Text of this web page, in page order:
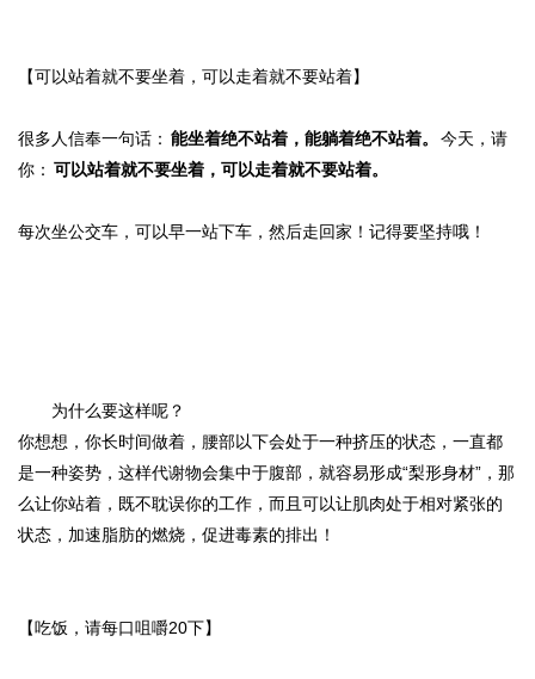
【可以站着就不要坐着，可以走着就不要站着】
很多人信奉一句话： 能坐着绝不站着，能躺着绝不站着。
今天，请
你： 可以站着就不要坐着，可以走着就不要站着。
每次坐公交车，可以早一站下车，然后走回家！记得要坚持哦！
为什么要这样呢？
你想想，你长时间做着，腰部以下会处于一种挤压的状态，一直都
是一种姿势，这样代谢物会集中于腹部，就容易形成“梨形身材”， 那
么让你站着，既不耽误你的工作，而且可以让肌肉处于相对紧张的
状态，加速脂肪的燃烧，促进毒素的排出！
【吃饭，请每口咀嚼20下】